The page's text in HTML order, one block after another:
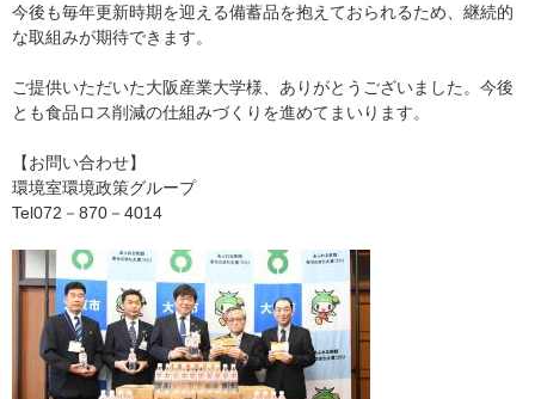
今後も毎年更新時期を迎える備蓄品を抱えておられるため、継続的
な取組みが期待できます。
ご提供いただいた大阪産業大学様、ありがとうございました。今後
とも食品ロス削減の仕組みづくりを進めてまいります。
【お問い合わせ】
環境室環境政策グループ
Tel072－870－4014